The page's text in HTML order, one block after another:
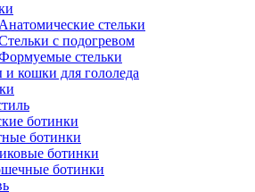
Анатомические стельки
с подогревом
стельки
кошки для гололеда
ботинки
ботинки
ботинки
ботинки